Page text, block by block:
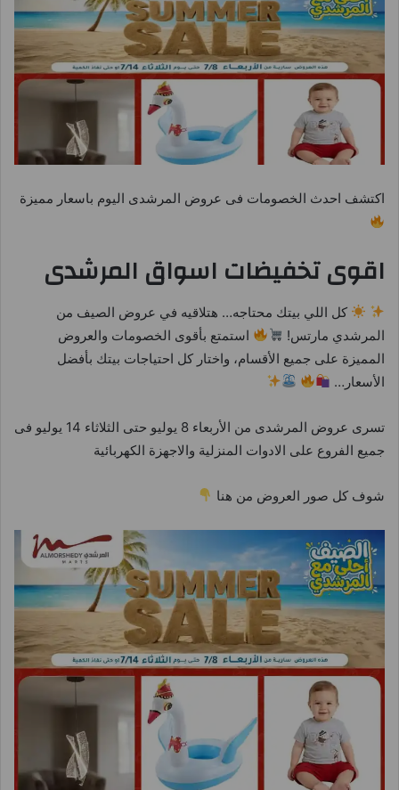
اكتشف احدث الخصومات فى عروض المرشدى اليوم باسعار مميزة
اقوى تخفيضات اسواق المرشدى
كل اللي بيتك محتاجه… هتلاقيه في عروض الصيف من
المرشدي مارتس!
استمتع بأقوى الخصومات والعروض
المميزة على جميع الأقسام، واختار كل احتياجات بيتك بأفضل
الأسعار…
تسرى عروض المرشدى من الأربعاء 8 يوليو حتى الثلاثاء 14 يوليو فى
جميع الفروع على الادوات المنزلية والاجهزة الكهربائية
شوف كل صور العروض من هنا